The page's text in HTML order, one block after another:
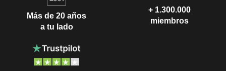
Más de 20 años
a tu lado
+ 1.300.000
miembros